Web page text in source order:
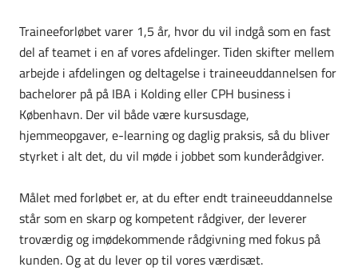
Traineeforløbet varer 1,5 år, hvor du vil indgå som en fast
del af teamet i en af vores afdelinger. Tiden skifter mellem
arbejde i afdelingen og deltagelse i traineeuddannelsen for
bachelorer på på IBA i Kolding eller CPH business i
København. Der vil både være kursusdage,
hjemmeopgaver, e-learning og daglig praksis, så du bliver
styrket i alt det, du vil møde i jobbet som kunderådgiver.
Målet med forløbet er, at du efter endt traineeuddannelse
står som en skarp og kompetent rådgiver, der leverer
troværdig og imødekommende rådgivning med fokus på
kunden. Og at du lever op til vores værdisæt.